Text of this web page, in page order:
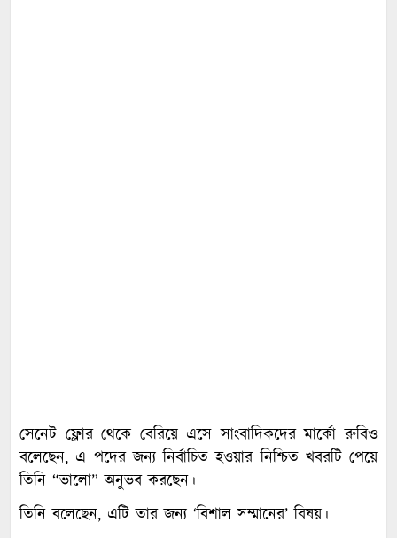
সেনেট ফ্লোর থেকে বেরিয়ে এসে সাংবাদিকদের মার্কো রুবিও
বলেছেন, এ পদের জন্য নির্বাচিত হওয়ার নিশ্চিত খবরটি পেয়ে
তিনি “ভালো” অনুভব করছেন।
তিনি বলেছেন, এটি তার জন্য ‘বিশাল সম্মানের’ বিষয়।